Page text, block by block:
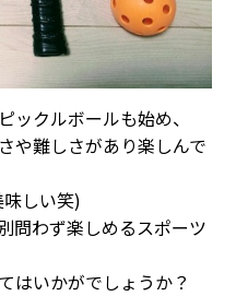
ックルボールも始め、
や難しさがあり楽しんで
しい笑)
問わず楽しめるスポーツ
はいかがでしょうか？